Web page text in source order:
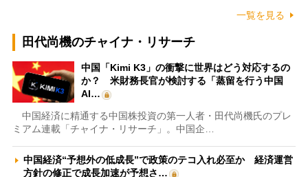
一覧を見る
田代尚機のチャイナ・リサーチ
中国「Kimi K3」の衝撃に世界はどう対応するの
か？ 米財務長官が検討する「蒸留を行う中国
AI…
中国経済に精通する中国株投資の第一人者・田代尚機氏のプレ
ミアム連載「チャイナ・リサーチ」。中国企…
中国経済“予想外の低成長”で政策のテコ入れ必至か 経済運営
方針の修正で成長加速が予想さ…